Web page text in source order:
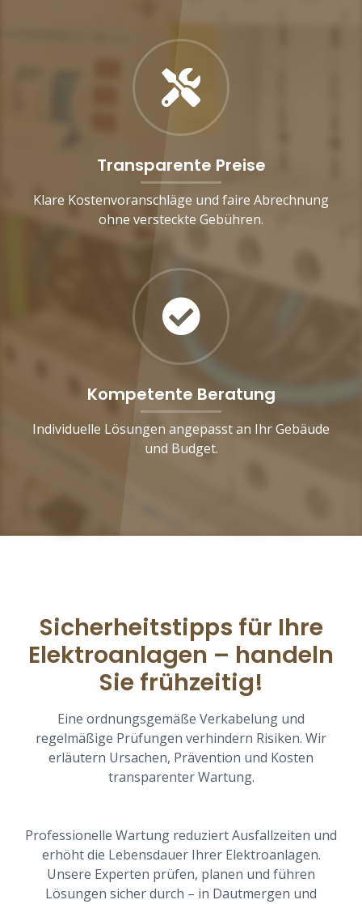
Transparente Preise
Klare Kostenvoranschläge und faire Abrechnung
ohne versteckte Gebühren.
Kompetente Beratung
Individuelle Lösungen angepasst an Ihr Gebäude
und Budget.
Sicherheitstipps für Ihre
Elektroanlagen – handeln
Sie frühzeitig!
Eine ordnungsgemäße Verkabelung und
regelmäßige Prüfungen verhindern Risiken. Wir
erläutern Ursachen, Prävention und Kosten
transparenter Wartung.
Professionelle Wartung reduziert Ausfallzeiten und
erhöht die Lebensdauer Ihrer Elektroanlagen.
Unsere Experten prüfen, planen und führen
Lösungen sicher durch – in Dautmergen und